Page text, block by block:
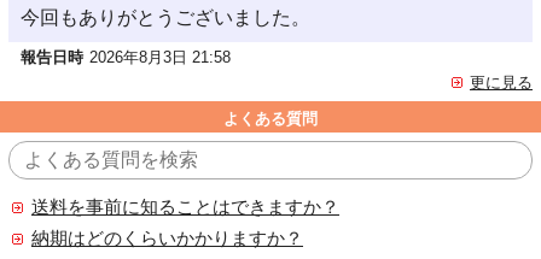
今回もありがとうございました。
報告日時 2026年8月3日 21:58
更に見る
よくある質問
送料を事前に知ることはできますか？
納期はどのくらいかかりますか？